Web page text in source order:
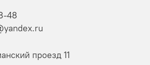
48
проезд 11